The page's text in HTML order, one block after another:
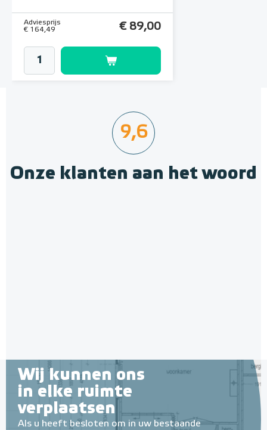
Adviesprijs
€ 164,49
€ 89,00
9,6
Onze klanten aan het woord
Wij kunnen ons
in elke ruimte
verplaatsen
Als u heeft besloten om in uw bestaande